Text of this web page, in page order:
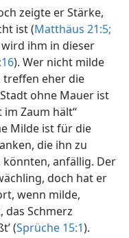
zeigte er Stärke,
ist (Matthäus 21:5;
wird ihm in dieser
). Wer nicht milde
treffen eher die
ohne Mauer ist
Zaum hält“
Milde ist für die
die ihn zu
könnten, anfällig. Der
doch hat er
wenn milde,
das Schmerz
(Sprüche 15:1).